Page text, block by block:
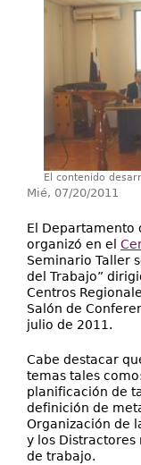
El contenido
Mié, 07/20/2011
El Departamento
organizó en el
Seminario Taller
del Trabajo”
Centros
Salón de
julio de 2011.
Cabe destacar
temas tales
planificación de
definición de
Organización de
y los Distractores
de trabajo.